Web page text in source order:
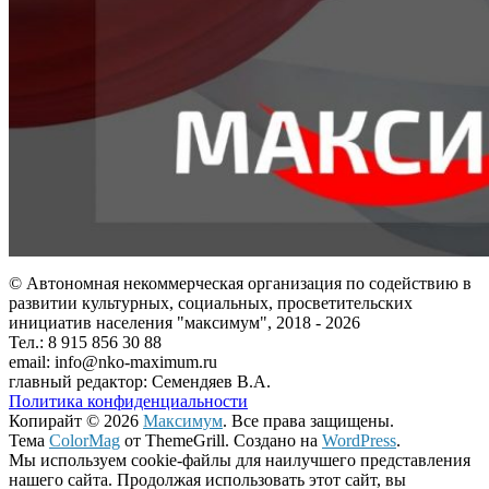
© Автономная некоммерческая организация по содействию в
развитии культурных, социальных, просветительских
инициатив населения "максимум", 2018 - 2026
Тел.: 8 915 856 30 88
email: info@nko-maximum.ru
главный редактор: Семендяев В.А.
Политика конфиденциальности
Копирайт © 2026 Максимум. Все права защищены.
Тема ColorMag от ThemeGrill. Создано на WordPress.
Мы используем cookie-файлы для наилучшего представления
нашего сайта. Продолжая использовать этот сайт, вы